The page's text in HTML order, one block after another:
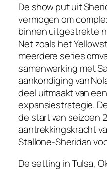
De show put uit
vermogen om
binnen uitgestrekte
Net zoals het
meerdere series
samenwerking met
aankondiging van
deel uitmaakt van
expansiestrategie.
de start van seizoen
aantrekkingskracht
Stallone-Sheridan
De setting in Tulsa,